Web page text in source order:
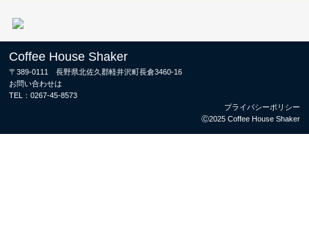
Coffee House Shaker
〒389-0111 長野県北佐久郡軽井沢町長倉3460-16
お問い合わせは
TEL：0267-45-8573
プライバシーポリシー
Ⓒ2025 Coffee House Shaker